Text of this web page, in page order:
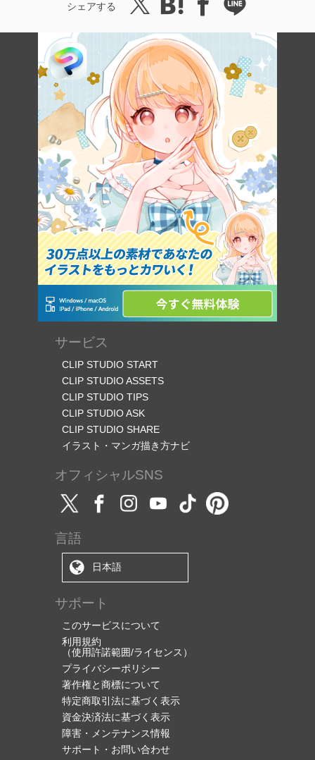
シェアする
サービス
CLIP STUDIO START
CLIP STUDIO ASSETS
CLIP STUDIO TIPS
CLIP STUDIO ASK
CLIP STUDIO SHARE
イラスト・マンガ描き方ナビ
オフィシャルSNS
言語
日本語
サポート
このサービスについて
利用規約
（使用許諾範囲/ライセンス）
プライバシーポリシー
著作権と商標について
特定商取引法に基づく表示
資金決済法に基づく表示
障害・メンテナンス情報
サポート・お問い合わせ